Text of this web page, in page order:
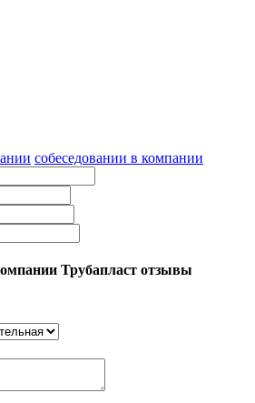
собеседовании в компании
Трубапласт отзывы